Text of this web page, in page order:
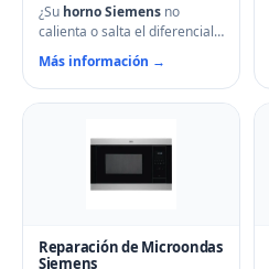
¿Su horno Siemens no
calienta o salta el diferencial?
Nuestro servicio técnico en
Dueñas repara resistencias,
ventiladores, termostatos,
en hornos multifunción,
pirolíticos y de vapor
Siemens.
Más información →
Reparación de Microondas
Siemens